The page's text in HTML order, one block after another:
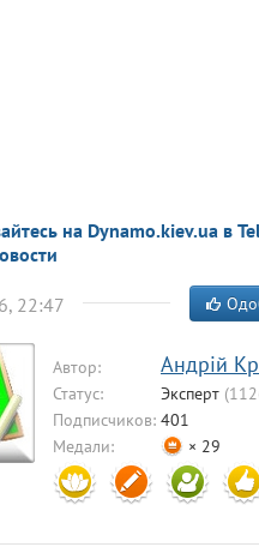
на Dynamo.kiev.ua в
22:47
Автор: Aндрiй
Статус:
Эксперт
Подписчиков: 401
Медали:
× 29